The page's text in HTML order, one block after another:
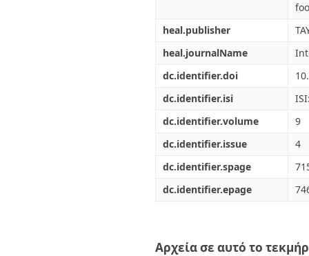
heal.publisher
heal.journalName
dc.identifier.doi
dc.identifier.isi
dc.identifier.volume
9
dc.identifier.issue
4
dc.identifier.spage
dc.identifier.epage
Αρχεία σε αυτό το